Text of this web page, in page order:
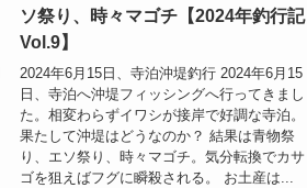
ソ祭り、時々マゴチ【2024年釣行記
Vol.9】
2024年6月15日、寺泊沖堤釣行 2024年6月15
日、寺泊へ沖堤フィッシングへ行ってきまし
た。相変わらずイワシが接岸で好調な寺泊。
果たして沖堤はどうなのか？ 結果は青物祭
り、エソ祭り、時々マゴチ。気分転換でカサ
ゴを狙えばフグに瞬殺される。 お土産は...